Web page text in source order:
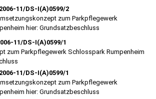
2006-11/DS-I(A)0599/2
zum Parkpflegewerk
hier: Grundsatzbeschluss
11/DS-I(A)0599/1
zum Parkpflegewerk Schlosspark Rumpenheim
2006-11/DS-I(A)0599/1
zum Parkpflegewerk
hier: Grundsatzbeschluss